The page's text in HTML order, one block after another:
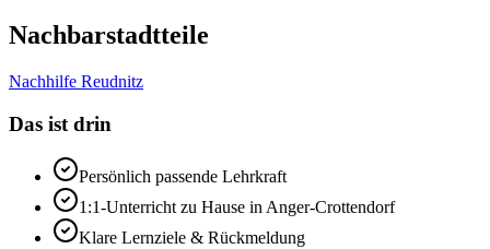
Nachbarstadtteile
Nachhilfe Reudnitz
Das ist drin
Persönlich passende Lehrkraft
1:1-Unterricht zu Hause in Anger-Crottendorf
Klare Lernziele & Rückmeldung